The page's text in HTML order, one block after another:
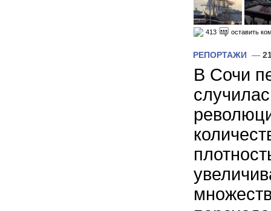
413 оставить
РЕПОРТАЖИ —
В Сочи